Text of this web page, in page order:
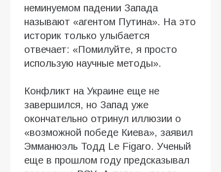
неминуемом падении Запада
называют «агентом Путина». На это
историк только улыбается
отвечает: «Помилуйте, я просто
использую научные методы».
Конфликт на Украине еще не
завершился, но Запад уже
окончательно отринул иллюзии о
«возможной победе Киева», заявил
Эмманюэль Тодд Le Figaro. Ученый
еще в прошлом году предсказывал